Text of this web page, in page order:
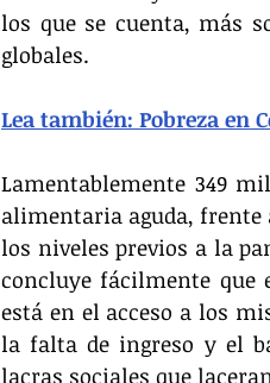
los que se cuenta, más
globales.
Lea también: Pobreza en
Lamentablemente 349
alimentaria aguda, frente
los niveles previos a la
concluye fácilmente que
está en el acceso a los
la falta de ingreso y el
lacras sociales que